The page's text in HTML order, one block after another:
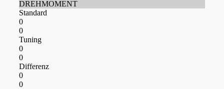
DREHMOMENT
Standard
0
0
Tuning
0
0
Differenz
0
0